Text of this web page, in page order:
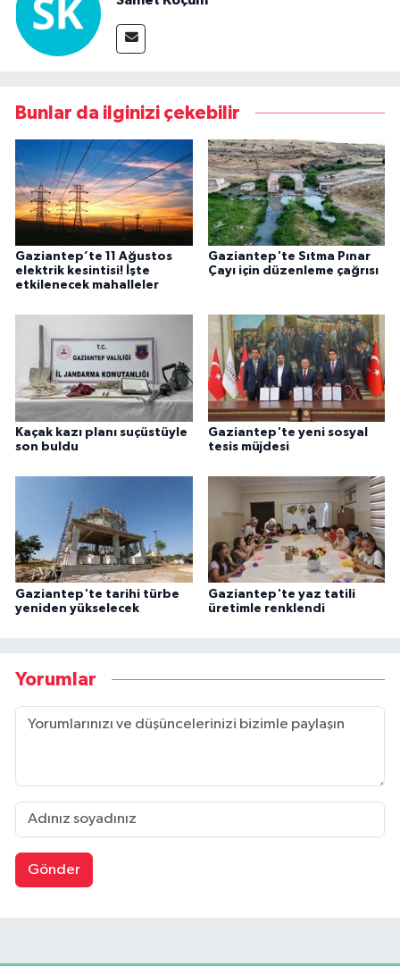
Bunlar da ilginizi çekebilir
Gaziantep’te 11 Ağustos
elektrik kesintisi! İşte
etkilenecek mahalleler
Gaziantep'te Sıtma Pınar
Çayı için düzenleme çağrısı
Kaçak kazı planı suçüstüyle
son buldu
Gaziantep'te yeni sosyal
tesis müjdesi
Gaziantep'te tarihi türbe
yeniden yükselecek
Gaziantep'te yaz tatili
üretimle renklendi
Yorumlar
Gönder